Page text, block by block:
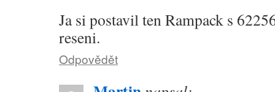
Ja si postavil ten Rampack s
reseni.
Odpovědět